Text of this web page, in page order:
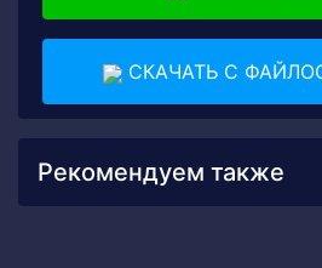
СКАЧАТЬ С
Рекомендуем также